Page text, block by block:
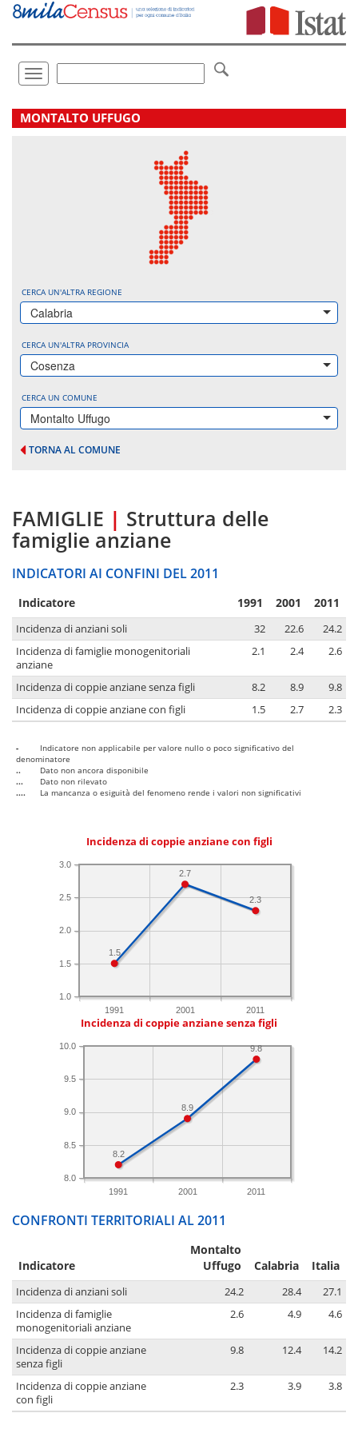
Vai
direttamente
Toggle
navigation
.
MONTALTO UFFUGO
CERCA UN'ALTRA REGIONE
Calabria
CERCA UN'ALTRA PROVINCIA
Cosenza
CERCA UN COMUNE
Montalto Uffugo
TORNA AL COMUNE
FAMIGLIE | Struttura delle
famiglie anziane
INDICATORI AI CONFINI DEL 2011
Indicatore 1991 2001 2011
Incidenza di anziani soli 32 22.6
24.2
Incidenza di famiglie monogenitoriali
anziane
2.1 2.4 2.6
Incidenza di coppie anziane senza figli 8.2 8.9
9.8
Incidenza di coppie anziane con figli
1.5 2.7 2.3
-
Indicatore non applicabile per valore nullo o poco significativo del
denominatore
..
Dato non ancora disponibile
...
Dato non rilevato
....
La mancanza o esiguità del fenomeno rende i valori non significativi
Incidenza di coppie anziane con figli
1991 2001 2011
1.0
1.5
2.0
2.5
3.0
2.3
2.7
1.5
Incidenza di coppie anziane senza figli
1991 2001 2011
8.0
8.5
9.0
9.5
10.0 9.8
8.9
8.2
CONFRONTI TERRITORIALI AL 2011
Indicatore
Montalto
Uffugo
Calabria Italia
Incidenza di anziani soli 24.2 28.4
27.1
Incidenza di famiglie
monogenitoriali anziane
2.6 4.9 4.6
Incidenza di coppie anziane
senza figli
9.8 12.4 14.2
Incidenza di coppie anziane
con figli
2.3 3.9 3.8